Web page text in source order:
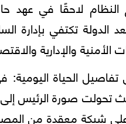
إلى السلطة عام 1963، ثم ترسخ النظام
لم تعد الدولة تكتفي
والإدارية
الحياة اليومية:
تحولت صورة الرئيس
على شبكة معقدة من